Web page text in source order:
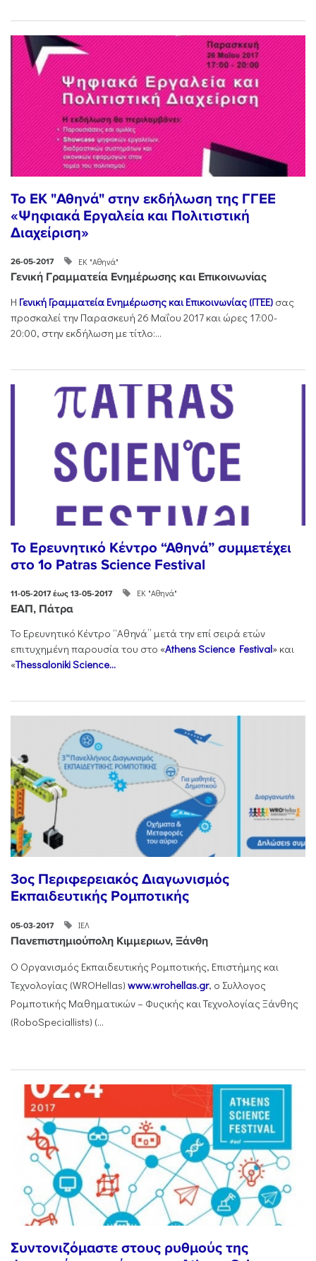
To EK "Αθηνά" στην εκδήλωση της ΓΓΕΕ
«Ψηφιακά Εργαλεία και Πολιτιστική
Διαχείριση»
26-05-2017 ΕΚ "Αθηνά"
Γενική Γραμματεία Ενημέρωσης και Επικοινωνίας
Η Γενική Γραμματεία Ενημέρωσης και Επικοινωνίας (ΓΓΕΕ) σας
προσκαλεί την Παρασκευή 26 Μαΐου 2017 και ώρες 17:00-
20:00, στην εκδήλωση με τίτλο:...
Το Ερευνητικό Κέντρο “Αθηνά” συμμετέχει
στο 1o Patras Science Festival
11-05-2017 έως 13-05-2017 ΕΚ "Αθηνά"
ΕΑΠ, Πάτρα
Το Ερευνητικό Κέντρο “Αθηνά” μετά την επί σειρά ετών
επιτυχημένη παρουσία του στο «Athens Science Festival» και
«Thessaloniki Science...
3ος Περιφερειακός Διαγωνισμός
Εκπαιδευτικής Ρομποτικής
05-03-2017 ΙΕΛ
Πανεπιστημιούπολη Κιμμεριων, Ξάνθη
Ο Οργανισμός Εκπαιδευτικής Ρομποτικής, Επιστήμης και
Τεχνολογίας (WROHellas) www.wrohellas.gr, ο Συλλογος
Ρομποτικής Μαθηματικών – Φυςικής και Τεχνολογίας Ξάνθης
(RoboSpeciallists) (...
Συντονιζόμαστε στους ρυθμούς της